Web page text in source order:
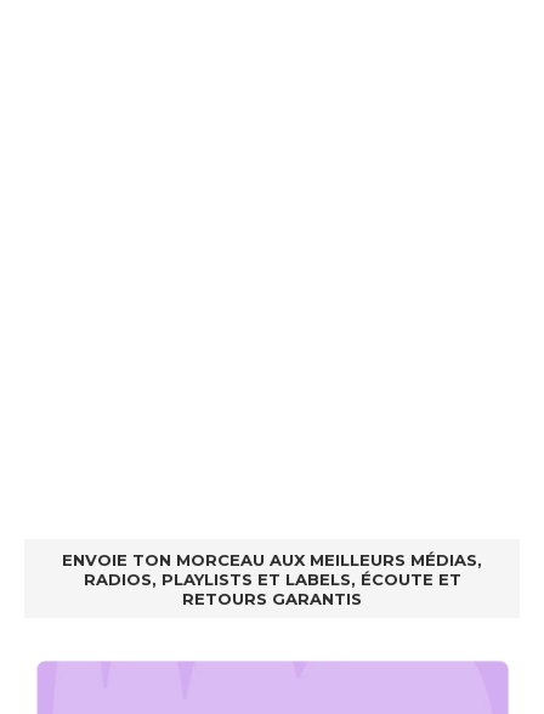
ENVOIE TON MORCEAU AUX MEILLEURS MÉDIAS,
RADIOS, PLAYLISTS ET LABELS, ÉCOUTE ET
RETOURS GARANTIS